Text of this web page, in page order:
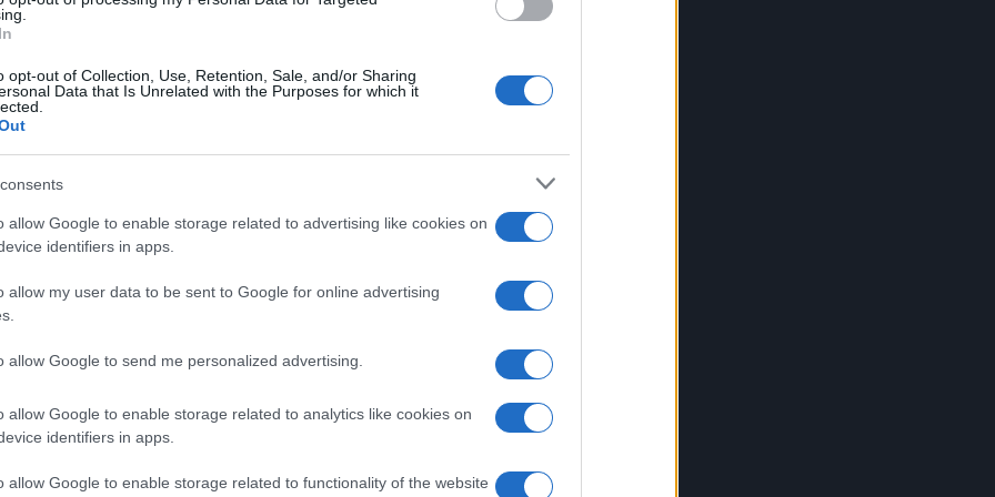
opt-out of Collection, Use, Retention, Sale, and/or Sharing
Data that Is Unrelated with the Purposes for which it
allow Google to enable storage related to advertising like cookies on
identifiers in apps.
allow my user data to be sent to Google for online advertising
allow Google to send me personalized advertising.
allow Google to enable storage related to analytics like cookies on
identifiers in apps.
allow Google to enable storage related to functionality of the website
protesi diventano sempre più
custom made
ondata di caldo a
di un’estate caratterizzata da temperature sopra la
caldo estive stanno diventando più frequenti e intense a
in una sfida crescente per la salute pubblica, dove le
strategie di protezione efficaci.
sorgono: il sistema sanitario è davvero attrezzato per